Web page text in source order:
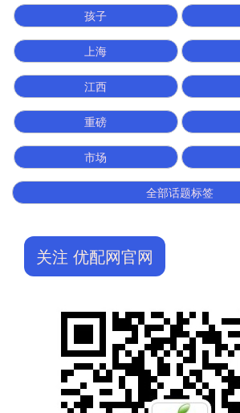
孩子
上海
江西
重磅
市场
全部话题标签
关注 优配网官网